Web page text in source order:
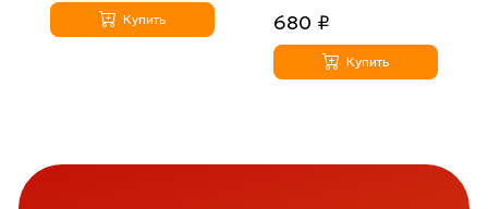
Купить 680 ₽
Купить